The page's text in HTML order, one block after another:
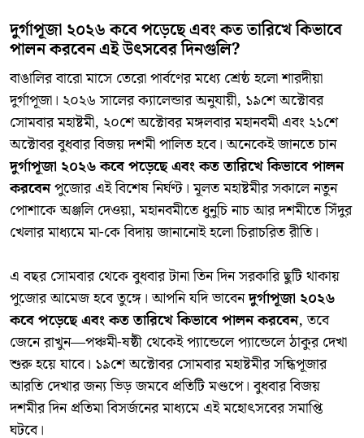
দুর্গাপূজা ২০২৬ কবে পড়েছে এবং কত তারিখে কিভাবে
পালন করবেন এই উৎসবের দিনগুলি?
​বাঙালির বারো মাসে তেরো পার্বণের মধ্যে শ্রেষ্ঠ হলো শারদীয়া
দুর্গাপূজা। ২০২৬ সালের ক্যালেন্ডার অনুযায়ী, ১৯শে অক্টোবর
সোমবার মহাষ্টমী, ২০শে অক্টোবর মঙ্গলবার মহানবমী এবং ২১শে
অক্টোবর বুধবার বিজয় দশমী পালিত হবে। অনেকেই জানতে চান
দুর্গাপূজা ২০২৬ কবে পড়েছে এবং কত তারিখে কিভাবে পালন
করবেনপুজোর এই বিশেষ নির্ঘণ্ট। মূলত মহাষ্টমীর সকালে নতুন
পোশাকে অঞ্জলি দেওয়া, মহানবমীতে ধুনুচি নাচ আর দশমীতে সিঁদুর
খেলার মাধ্যমে মা-কে বিদায় জানানোই হলো চিরাচরিত রীতি।
​এ বছর সোমবার থেকে বুধবার টানা তিন দিন সরকারি ছুটি থাকায়
পুজোর আমেজ হবে তুঙ্গে। আপনি যদি ভাবেনদুর্গাপূজা ২০২৬
কবে পড়েছে এবং কত তারিখে কিভাবে পালন করবেন, তবে
জেনে রাখুন—পঞ্চমী-ষষ্ঠী থেকেই প্যান্ডেলে প্যান্ডেলে ঠাকুর দেখা
শুরু হয়ে যাবে। ১৯শে অক্টোবর সোমবার মহাষ্টমীর সন্ধিপূজার
আরতি দেখার জন্য ভিড় জমবে প্রতিটি মণ্ডপে। বুধবার বিজয়
দশমীর দিন প্রতিমা বিসর্জনের মাধ্যমে এই মহোৎসবের সমাপ্তি
ঘটবে।